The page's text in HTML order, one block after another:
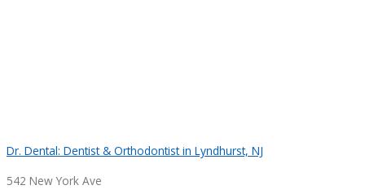
Dr. Dental: Dentist & Orthodontist in Lyndhurst, NJ
542 New York Ave